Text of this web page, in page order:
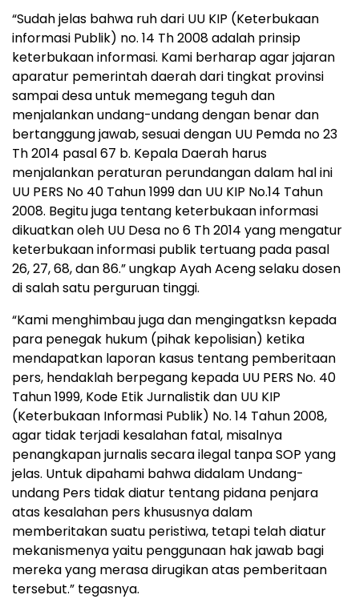
“Sudah jelas bahwa ruh dari UU KIP (Keterbukaan
informasi Publik) no. 14 Th 2008 adalah prinsip
keterbukaan informasi. Kami berharap agar jajaran
aparatur pemerintah daerah dari tingkat provinsi
sampai desa untuk memegang teguh dan
menjalankan undang-undang dengan benar dan
bertanggung jawab, sesuai dengan UU Pemda no 23
Th 2014 pasal 67 b. Kepala Daerah harus
menjalankan peraturan perundangan dalam hal ini
UU PERS No 40 Tahun 1999 dan UU KIP No.14 Tahun
2008. Begitu juga tentang keterbukaan informasi
dikuatkan oleh UU Desa no 6 Th 2014 yang mengatur
keterbukaan informasi publik tertuang pada pasal
26, 27, 68, dan 86.” ungkap Ayah Aceng selaku dosen
di salah satu perguruan tinggi.
“Kami menghimbau juga dan mengingatksn kepada
para penegak hukum (pihak kepolisian) ketika
mendapatkan laporan kasus tentang pemberitaan
pers, hendaklah berpegang kepada UU PERS No. 40
Tahun 1999, Kode Etik Jurnalistik dan UU KIP
(Keterbukaan Informasi Publik) No. 14 Tahun 2008,
agar tidak terjadi kesalahan fatal, misalnya
penangkapan jurnalis secara ilegal tanpa SOP yang
jelas. Untuk dipahami bahwa didalam Undang-
undang Pers tidak diatur tentang pidana penjara
atas kesalahan pers khususnya dalam
memberitakan suatu peristiwa, tetapi telah diatur
mekanismenya yaitu penggunaan hak jawab bagi
mereka yang merasa dirugikan atas pemberitaan
tersebut.” tegasnya.